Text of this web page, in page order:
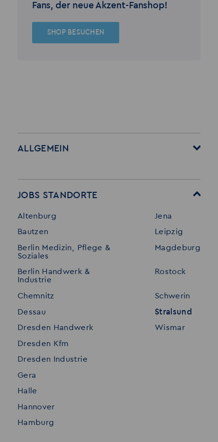
Fans, der neue Akzent-Fanshop!
SHOP BESUCHEN
ALLGEMEIN
Für Bewerber
Stellenangebote
Initiativ bewerben
Merkzettel
Standorte
Referenzen
Interne Jobs
Datenschutz
Impressum
JOBS STANDORTE
Altenburg
Bautzen
Berlin Medizin, Pflege &
Soziales
Berlin Handwerk &
Industrie
Chemnitz
Dessau
Dresden Handwerk
Dresden Kfm
Dresden Industrie
Gera
Halle
Hannover
Hamburg
Jena
Leipzig
Magdeburg
Rostock
Schwerin
Stralsund
Wismar